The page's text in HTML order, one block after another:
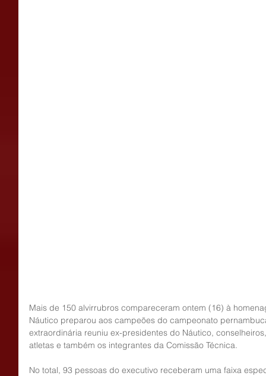
Mais de 150 alvirrubros compareceram ontem (16) à
Náutico preparou aos campeões do campeonato
extraordinária reuniu ex-presidentes do Náutico,
atletas e também os integrantes da Comissão Técnica.
No total, 93 pessoas do executivo receberam uma faixa